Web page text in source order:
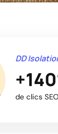
DD
de clics